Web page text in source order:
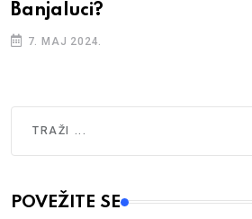
Banjaluci?
7. MAJ 2024.
Type 2 or more characters for results.
POVEŽITE SE